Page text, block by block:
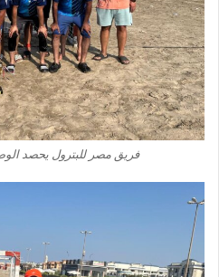
فريق مصر للبترول يحصد